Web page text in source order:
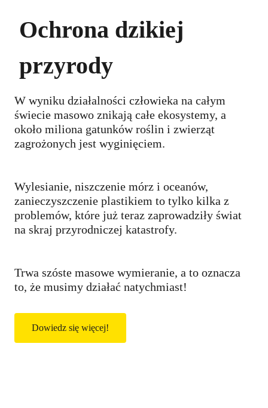
Ochrona dzikiej
przyrody
W wyniku działalności człowieka na całym
świecie masowo znikają całe ekosystemy, a
około miliona gatunków roślin i zwierząt
zagrożonych jest wyginięciem.
Wylesianie, niszczenie mórz i oceanów,
zanieczyszczenie plastikiem to tylko kilka z
problemów, które już teraz zaprowadziły świat
na skraj przyrodniczej katastrofy.
Trwa szóste masowe wymieranie, a to oznacza
to, że musimy działać natychmiast!
Dowiedz się więcej!